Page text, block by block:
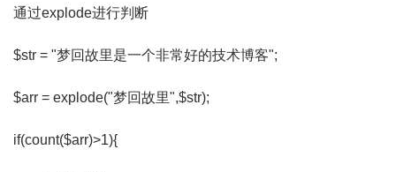
通过explode进行判断
$str = "梦回故里是一个非常好的技术博客";
$arr = explode("梦回故里",$str);
if(count($arr)>1){